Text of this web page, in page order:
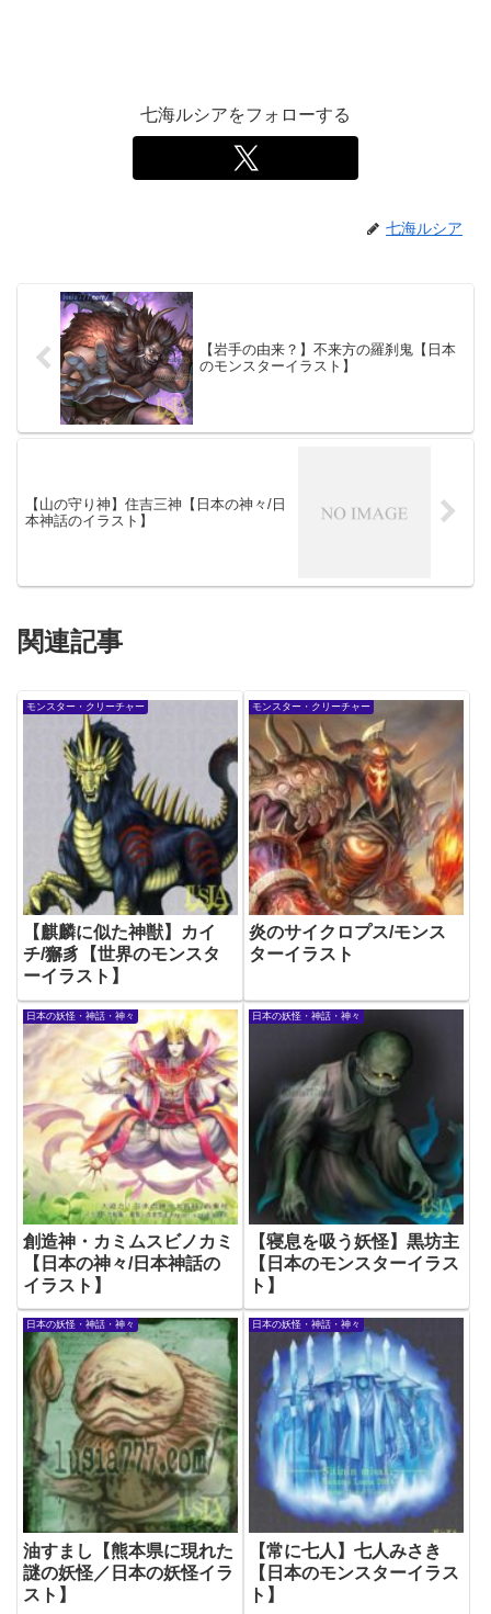
七海ルシアをフォローする
七海ルシア
【岩手の由来？】不来方の羅刹鬼【日本
のモンスターイラスト】
【山の守り神】住吉三神【日本の神々/日
本神話のイラスト】
関連記事
モンスター・クリーチャー
【麒麟に似た神獣】カイ
チ/獬豸【世界のモンスタ
ーイラスト】
モンスター・クリーチャー
炎のサイクロプス/モンス
ターイラスト
日本の妖怪・神話・神々
創造神・カミムスビノカミ
【日本の神々/日本神話の
イラスト】
日本の妖怪・神話・神々
【寝息を吸う妖怪】黒坊主
【日本のモンスターイラス
ト】
日本の妖怪・神話・神々
油すまし【熊本県に現れた
謎の妖怪／日本の妖怪イラ
スト】
日本の妖怪・神話・神々
【常に七人】七人みさき
【日本のモンスターイラス
ト】